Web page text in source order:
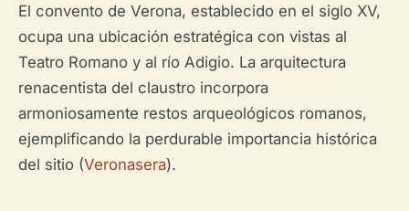
El convento de Verona, establecido en el siglo XV,
ocupa una ubicación estratégica con vistas al
Teatro Romano y al río Adigio. La arquitectura
renacentista del claustro incorpora
armoniosamente restos arqueológicos romanos,
ejemplificando la perdurable importancia histórica
del sitio (Veronasera).